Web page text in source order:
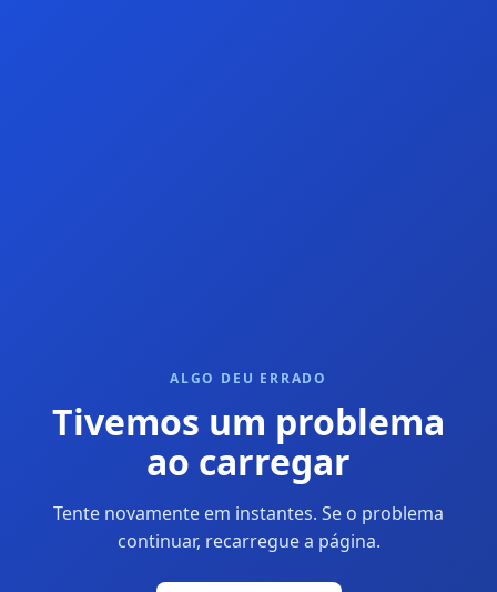
ALGO DEU ERRADO
Tivemos um problema
ao carregar
Tente novamente em instantes. Se o problema
continuar, recarregue a página.